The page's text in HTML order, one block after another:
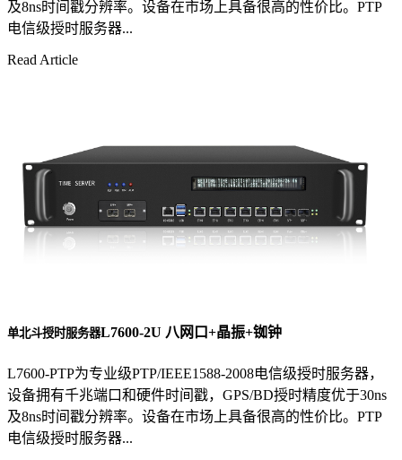
及8ns时间戳分辨率。设备在市场上具备很高的性价比。PTP
电信级授时服务器...
Read Article
单北斗授时服务器L7600-2U 八网口+晶振+铷钟
L7600-PTP为专业级PTP/IEEE1588-2008电信级授时服务器，
设备拥有千兆端口和硬件时间戳，GPS/BD授时精度优于30ns
及8ns时间戳分辨率。设备在市场上具备很高的性价比。PTP
电信级授时服务器...